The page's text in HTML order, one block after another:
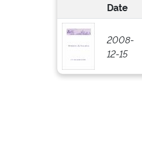
Date
2008-
12-15